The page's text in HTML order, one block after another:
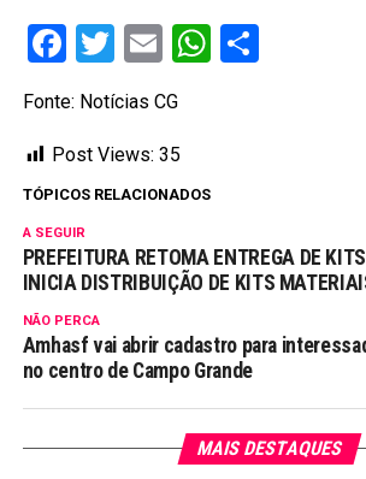
Facebook
Twitter
EmailWhatsApp
Share
Fonte: Notícias CG
Post Views: 35
TÓPICOS RELACIONADOS
A SEGUIR
PREFEITURA RETOMA ENTREGA DE
INICIA DISTRIBUIÇÃO DE KITS
NÃO PERCA
Amhasf vai abrir cadastro para
no centro de Campo Grande
MAIS DESTAQUES